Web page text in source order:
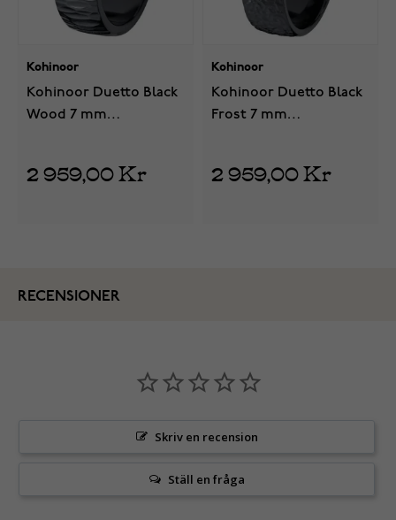
Kohinoor
Kohinoor Duetto Black
Wood 7 mm
2 959,00 Kr
Kohinoor
Kohinoor Duetto Black
Frost 7 mm
2 959,00 Kr
RECENSIONER
Skriv en recension
Ställ en fråga